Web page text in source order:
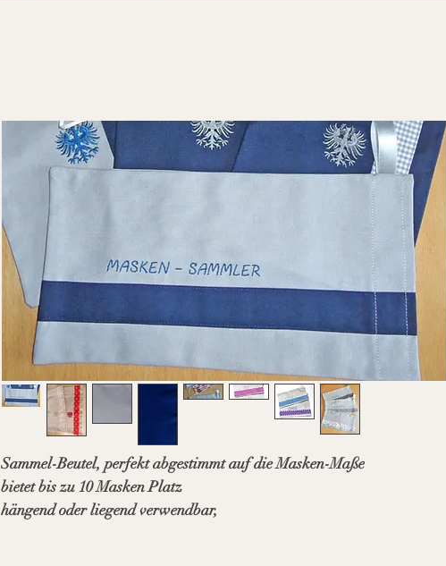
Sammel-Beutel, perfekt abgestimmt auf die Masken-Maße
bietet bis zu 10 Masken Platz
hängend oder liegend verwendbar,